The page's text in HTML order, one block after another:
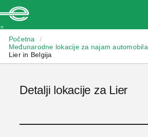
Početna
/
Međunarodne lokacije za najam automobila
Lier in Belgija
Detalji lokacije za Lier